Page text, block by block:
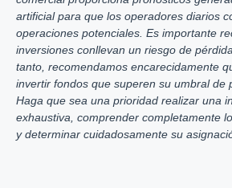
artificial para que los operadores diarios
operaciones potenciales. Es importante
inversiones conllevan un riesgo de
tanto, recomendamos encarecidamente
invertir fondos que superen su umbral de
Haga que sea una prioridad realizar una
exhaustiva, comprender completamente
y determinar cuidadosamente su